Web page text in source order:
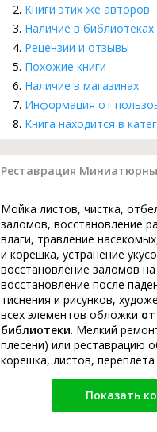
Книги этих же авторов
Наличие в библиотеках
Рецензии и отзывы
Похожие книги
Наличие в магазинах
Информация от
Книга находится в
Реставрация
Мойка листов, чистка,
заломов, восстановление
влаги, травление
и корешка, устранение
восстановление заломов
восстановление после
тиснения и рисунков,
всех элементов обложки
библиотеки. Мелкий
плесени) или реставрацию
корешка, листов, переплета
Показать